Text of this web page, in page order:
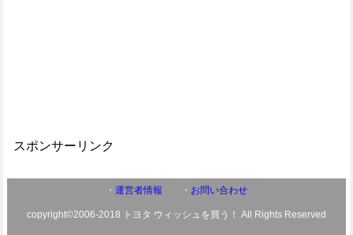
スポンサーリンク
・ 運営者情報 ・ お問い合わせ
copyright©2006-2018 トヨタ ウィッシュを買う！ All Rights Reserved